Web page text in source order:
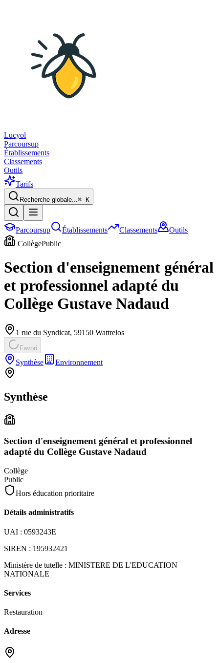
Lucyol
Parcoursup
Établissements
Classements
Outils
Tarifs
Recherche globale...⌘ K
Parcoursup Établissements Classements
Outils
CollègePublic
Section d'enseignement général
et professionnel adapté du
Collège Gustave Nadaud
1 rue du Syndicat, 59150 Wattrelos
Favori
Synthèse Environnement
Synthèse
Section d'enseignement général et professionnel
adapté du Collège Gustave Nadaud
Collège
Public
Hors éducation prioritaire
Détails administratifs
UAI : 0593243E
SIREN : 195932421
Ministère de tutelle : MINISTERE DE L'EDUCATION
NATIONALE
Services
Restauration
Adresse